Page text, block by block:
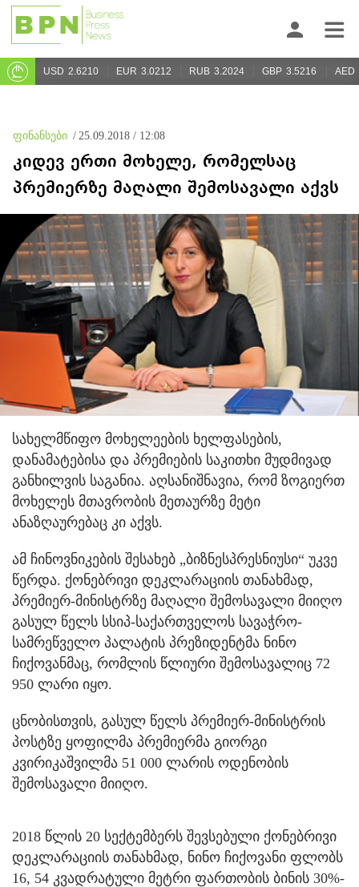
USD 2.6210 EUR 3.0212 RUB 3.2024 GBP 3.5216 AED
ფინანსები / 25.09.2018 / 12:08
კიდევ ერთი მოხელე, რომელსაც
პრემიერზე მაღალი შემოსავალი აქვს
სახელმწიფო მოხელეების ხელფასების,
დანამატებისა და პრემიების საკითხი მუდმივად
განხილვის საგანია. აღსანიშნავია, რომ ზოგიერთ
მოხელეს მთავრობის მეთაურზე მეტი
ანაზღაურებაც კი აქვს.
ამ ჩინოვნიკების შესახებ „ბიზნესპრესნიუსი“ უკვე
წერდა. ქონებრივი დეკლარაციის თანახმად,
პრემიერ-მინისტრზე მაღალი შემოსავალი მიიღო
გასულ წელს სსიპ-საქართველოს სავაჭრო-
სამრეწველო პალატის პრეზიდენტმა ნინო
ჩიქოვანმაც, რომლის წლიური შემოსავალიც 72
950 ლარი იყო.
ცნობისთვის, გასულ წელს პრემიერ-მინისტრის
პოსტზე ყოფილმა პრემიერმა გიორგი
კვირიკაშვილმა 51 000 ლარის ოდენობის
შემოსავალი მიიღო.
2018 წლის 20 სექტემბერს შევსებული ქონებრივი
დეკლარაციის თანახმად, ნინო ჩიქოვანი ფლობს
16, 54 კვადრატული მეტრი ფართობის ბინის 30%-